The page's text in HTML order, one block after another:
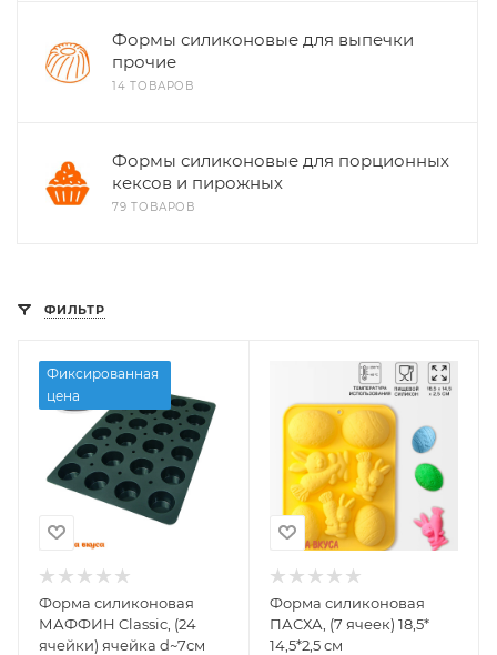
Формы силиконовые для выпечки
прочие
14 ТОВАРОВ
Формы силиконовые для порционных
кексов и пирожных
79 ТОВАРОВ
ФИЛЬТР
Фиксированная
цена
Форма силиконовая
МАФФИН Classic, (24
ячейки) ячейка d~7см
Форма силиконовая
ПАСХА, (7 ячеек) 18,5*
14,5*2,5 см